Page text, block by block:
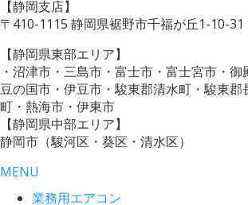
【静岡支店】
〒410-1115 静岡県裾野市千福が丘1-10-31
【静岡県東部エリア】
・沼津市・三島市・富士市・富士宮市・
豆の国市・伊豆市・駿東郡清水町・駿東郡
町・熱海市・伊東市
【静岡県中部エリア】
静岡市（駿河区・葵区・清水区）
MENU
業務用エアコン